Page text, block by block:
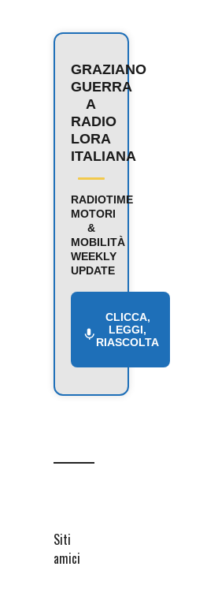
GRAZIANO
GUERRA
A
RADIO
LORA
ITALIANA
RADIOTIME
MOTORI
&
MOBILITÀ
WEEKLY
UPDATE
CLICCA,
LEGGI,
RIASCOLTA
Siti
amici